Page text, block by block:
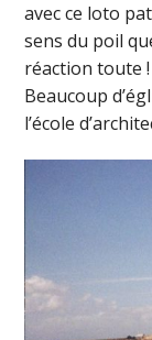
avec ce loto
sens du poil
réaction toute
Beaucoup
l’école